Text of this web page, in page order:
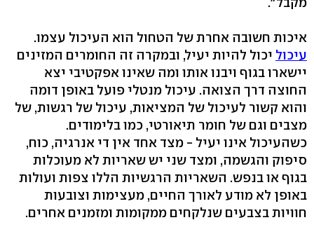
איכות חשובה אחרת של הטחול הוא העיכול עצמו.
עיכול יכול להיות יעיל, ובמקרה זה החומרים המזינים
יישארו בגוף ויבנו אותו ומה שאינו אפקטיבי יצא
החוצה דרך הצואה. עיכול מנטלי פועל באופן דומה
והוא קשור לעיכול של המציאות, עיכול של רגשות, של
מצבים וגם של חומר תיאורטי, כמו בלימודים.
כשהעיכול אינו יעיל - מצד אחד אין די אנרגיה, כוח,
סיפוק והגשמה, ומצד שני יש שאריות לא מעוכלות
בגוף או בנפש. השאריות הרגשיות הללו צפות ועולות
באופן לא מודע לאורך החיים, מעצימות וצובעות
חוויות בצבעים שנלקחים ממקומות ומזמנים אחרים.